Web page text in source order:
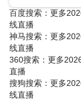
百度搜索：更多
线直播
神马搜索：更多
线直播
360搜索：更多
直播
搜狗搜索：更多
线直播